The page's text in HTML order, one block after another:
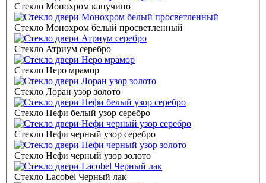
Стекло Монохром капучино
Стекло Монохром белый просветленный
Стекло Атриум серебро
Стекло Неро мрамор
Стекло Лоран узор золото
Стекло Нефи белый узор серебро
Стекло Нефи черный узор серебро
Стекло Нефи черный узор золото
Стекло Lacobel Черный лак